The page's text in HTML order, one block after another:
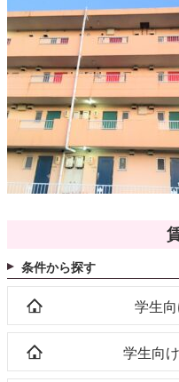
条件から探す
学生向
学生向